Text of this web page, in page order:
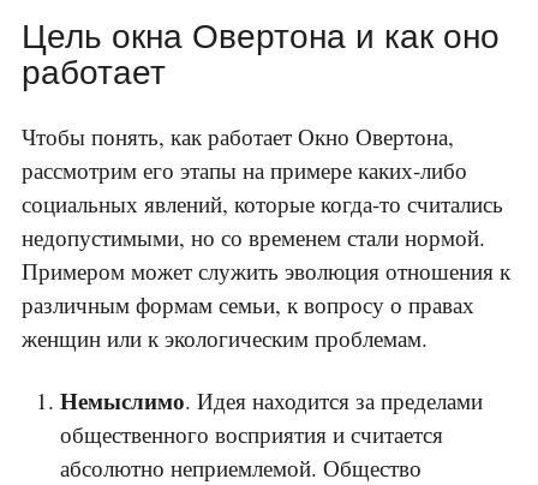
Цель окна Овертона и как оно
работает
Чтобы понять, как работает Окно Овертона,
рассмотрим его этапы на примере каких-либо
социальных явлений, которые когда-то считались
недопустимыми, но со временем стали нормой.
Примером может служить эволюция отношения к
различным формам семьи, к вопросу о правах
женщин или к экологическим проблемам.
Немыслимо. Идея находится за пределами
общественного восприятия и считается
абсолютно неприемлемой. Общество